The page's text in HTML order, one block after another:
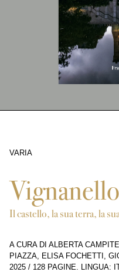
VARIA
Vignanello
Il castello, la sua terra, la
A CURA DI ALBERTA
PIAZZA, ELISA FOCHETTI,
2025 / 128 PAGINE. LINGUA: